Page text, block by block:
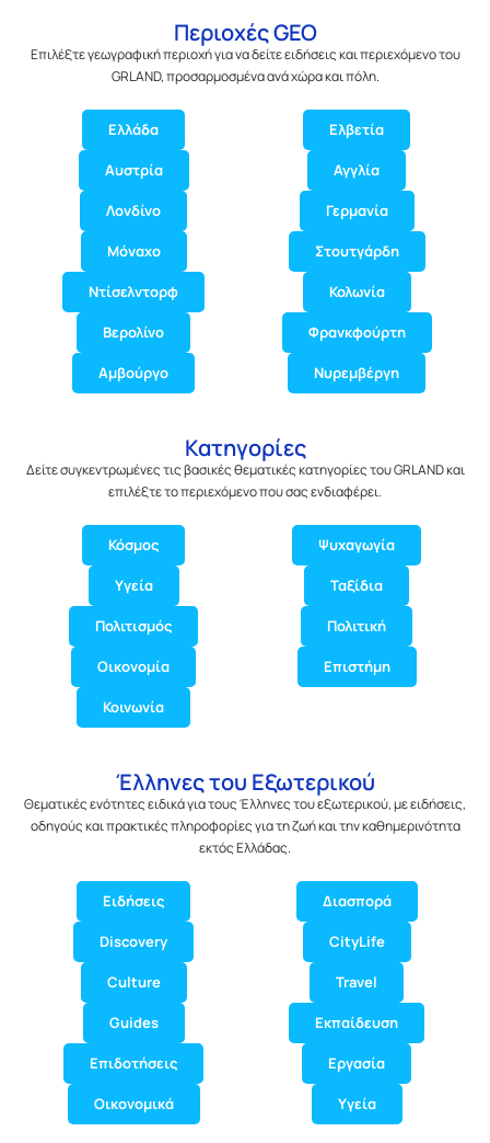
Περιοχές GEO
Επιλέξτε γεωγραφική περιοχή για να δείτε ειδήσεις και περιεχόμενο του
GRLAND, προσαρμοσμένα ανά χώρα και πόλη.
Ελλάδα Ελβετία
Αυστρία Αγγλία
Λονδίνο Γερμανία
Μόναχο Στουτγάρδη
Ντίσελντορφ Κολωνία
Βερολίνο Φρανκφούρτη
Αμβούργο Νυρεμβέργη
Κατηγορίες
Δείτε συγκεντρωμένες τις βασικές θεματικές κατηγορίες του GRLAND και
επιλέξτε το περιεχόμενο που σας ενδιαφέρει.
Κόσμος Ψυχαγωγία
Υγεία Ταξίδια
Πολιτισμός Πολιτική
Οικονομία Επιστήμη
Κοινωνία
Έλληνες του Εξωτερικού
Θεματικές ενότητες ειδικά για τους Έλληνες του εξωτερικού, με ειδήσεις,
οδηγούς και πρακτικές πληροφορίες για τη ζωή και την καθημερινότητα
εκτός Ελλάδας.
Ειδήσεις Διασπορά
Discovery CityLife
Culture Travel
Guides Εκπαίδευση
Επιδοτήσεις Εργασία
Οικονομικά Υγεία